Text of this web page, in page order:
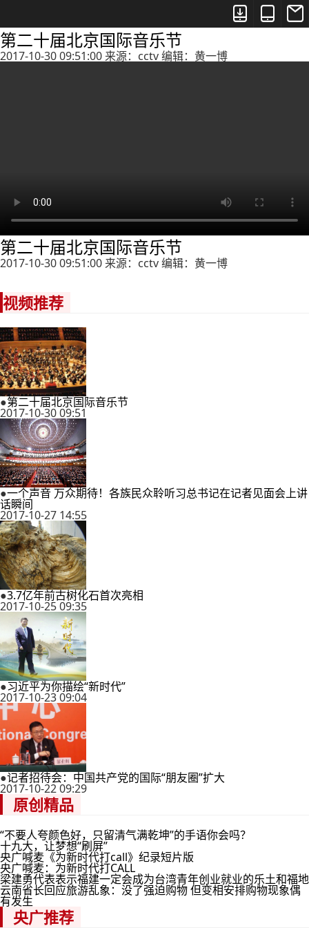



第二十届北京国际音乐节
2017-10-30 09:51:00 来源：cctv 编辑：黄一博
第二十届北京国际音乐节
2017-10-30 09:51:00 来源：cctv 编辑：黄一博
视频推荐
●第二十届北京国际音乐节
2017-10-30 09:51
●一个声音 万众期待！各族民众聆听习总书记在记者见面会上讲
话瞬间
2017-10-27 14:55
●3.7亿年前古树化石首次亮相
2017-10-25 09:35
●习近平为你描绘“新时代”
2017-10-23 09:04
●记者招待会：中国共产党的国际“朋友圈”扩大
2017-10-22 09:29
原创精品
“不要人夸颜色好，只留清气满乾坤”的手语你会吗？
十九大，让梦想“刷屏”
央广喊麦《为新时代打call》纪录短片版
央广喊麦：为新时代打CALL
梁建勇代表表示福建一定会成为台湾青年创业就业的乐土和福地
云南省长回应旅游乱象：没了强迫购物 但变相安排购物现象偶
有发生
央广推荐